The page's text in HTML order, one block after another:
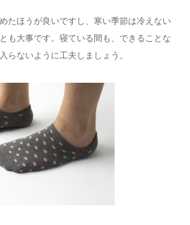
たほうが良いですし、寒い季節は冷えない
も大事です。寝ている間も、できることな
らないように工夫しましょう。